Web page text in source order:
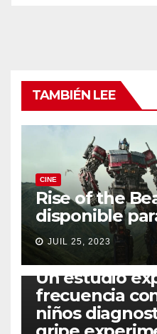
TAMBIÉN LEE
CINE
Rise of the
disponible
JUIL 25, 2023
Un estudio
frecuencia
niños